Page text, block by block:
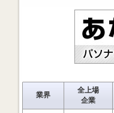
業界
全上場
企業